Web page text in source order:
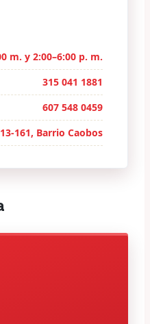
m. y 2:00–6:00 p. m.
315 041 1881
607 548 0459
161, Barrio Caobos